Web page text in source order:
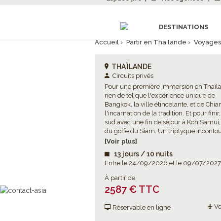
DESTINATIONS
Accueil › Partir en Thaïlande ›
THAÏLANDE
Circuits privés
Pour une première immersion en
rien de tel que l'expérience unique de
Bangkok, la ville étincelante, et de
l'incarnation de la tradition. Et pour
sud avec une fin de séjour à Koh
du golfe du Siam. Un triptyque
pour plonger dans les charmes
cocktail-découverte, de nombreuses
excursions optionnelles à choisir selon
envies !
[Voir plus]
13 jours / 10 nuits
Entre le 24/09/2026 et le 09/07/2027
À partir de
2587 € TTC
Réservable en ligne